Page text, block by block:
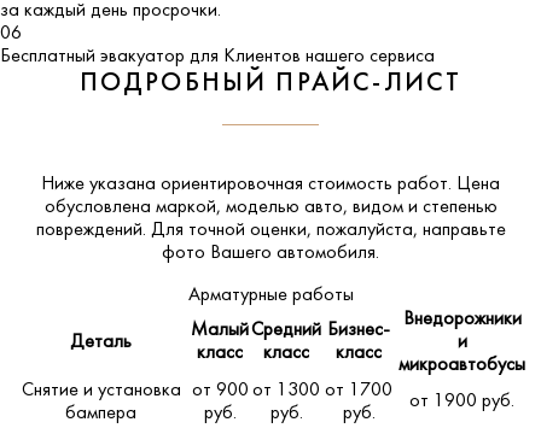
за каждый день просрочки.
06
Бесплатный эвакуатор для Клиентов нашего сервиса
ПОДРОБНЫЙ ПРАЙС-ЛИСТ
Ниже указана ориентировочная стоимость работ. Цена
обусловлена маркой, моделью авто, видом и степенью
повреждений. Для точной оценки, пожалуйста, направьте
фото Вашего автомобиля.
Арматурные работы
Деталь
Малый
класс
Средний
класс
Бизнес-
класс
Внедорожники
и
микроавтобусы
Снятие и установка
бампера
от 900
руб.
от 1300
руб.
от 1700
руб.
от 1900 руб.